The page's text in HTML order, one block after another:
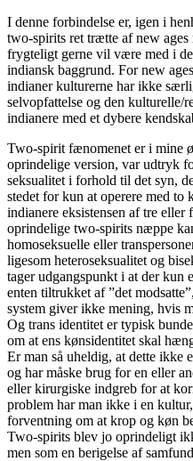
I denne forbindelse er, igen i
two-spirits ret trætte af new ages
frygteligt gerne vil være med i
indiansk baggrund. For new
indianer kulturerne har ikke
selvopfattelse og den kulturelle/
indianere med et dybere
Two-spirit fænomenet er i mine
oprindelige version, var udtryk
seksualitet i forhold til det syn,
stedet for kun at operere med to
indianere eksistensen af tre eller
oprindelige two-spirits næppe
homoseksuelle eller
ligesom heteroseksualitet og
tager udgangspunkt i at der kun
enten tiltrukket af ”det
system giver ikke mening, hvis
Og trans identitet er typisk
om at ens kønsidentitet skal
Er man så uheldig, at dette ikke
og har måske brug for en eller
eller kirurgiske indgreb for at
problem har man ikke i en
forventning om at krop og køn
Two-spirits blev jo oprindeligt
men som en berigelse af